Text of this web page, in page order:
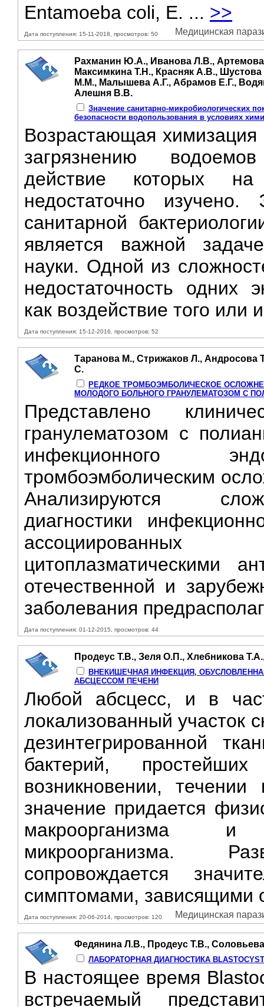
Entamoeba coli, E. ... >>
Дата поступления: 15-11-2018, просмотров: 50 Медицинская
Рахманин Ю.А., Иванова Л.В., Артемова
Максимкина Т.Н., Красняк А.В.,
М.М., Малышева А.Г., Абрамов Е.Г.,
Алешня В.В.
Значение санитарно-микробиологических
безопасности водопользования в условиях
Возрастающая химизация
загрязнению
действие которых
недостаточно
санитарной
является важной
науки. Одной из
недостаточность одних
как воздействие того или
Дата поступления: 15-12-2016, просмотров: 52
Таранова М., Стрижаков Л., Андросова
С.
РЕДКОЕ ТРОМБОЭМБОЛИЧЕСКОЕ
МОЛОДОГО БОЛЬНОГО ГРАНУЛЕМАТОЗОМ С
Представлено
гранулематозом с
инфекционного
тромбоэмболическим
Анализируются
диагностики
ассоциированных
цитоплазматическими
отечественной и
заболевания
Дата поступления: 01-12-2015, просмотров: 44
Продеус Т.В., Зеля О.П., Хлебникова
ВНЕКИШЕЧНАЯ ИНФЕКЦИЯ, ОБУСЛОВЛЕННАЯ
АБСЦЕССОМ ПЕЧЕНИ
Любой абсцесс, и в
локализованный участок
дезинтегрированной
бактерий,
возникновении,
значение придается
макроорганизма
микроорганизма.
сопровождается
симптомами, зависящими
Дата поступления: 20-06-2014, просмотров: 120 Медицинская
Федянина Л.В., Продеус Т.В.,
ЛАБОРАТОРНАЯ ДИАГНОСТИКА
В настоящее время
встречаемый